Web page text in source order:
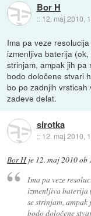
Bor H
:: 12. maj 2010,
Ima pa veze
izmenljiva baterija
strinjam, ampak jih
bodo določene stvari
bo po zadnjih vrsticah
zadeve delat.
sirotka
:: 12. maj 2010,
Bor H je 12. maj 2010 ob
Ima pa veze
izmenljiva baterija
se strinjam, ampak
bodo določene